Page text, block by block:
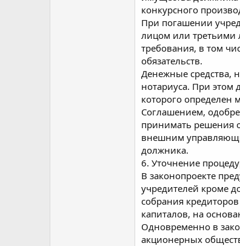
конкурсного
При погашении
лицом или третьими
требования, в том
обязательств.
Денежные средства,
нотариуса. При этом
которого определен
Соглашением,
принимать решения
внешним
должника.
6. Уточнение
В законопроекте
учредителей кроме
собрания
капиталов, на
Одновременно в
акционерных